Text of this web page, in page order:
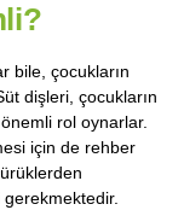
bile, çocukların
dişleri, çocukların
rol oynarlar.
için de rehber